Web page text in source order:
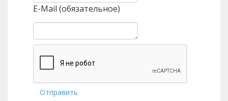
E-Mail (обязательное)
Отправить